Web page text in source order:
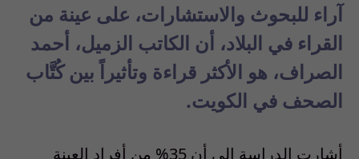
آراء للبحوث والاستشارات، على عينة من
القراء في البلاد، أن الكاتب الزميل، أحمد
الصراف، هو الأكثر قراءة وتأثيراً بين كُتَّاب
الصحف في الكويت.
أشارت الدراسة إلى أن 35% من أفراد العينة